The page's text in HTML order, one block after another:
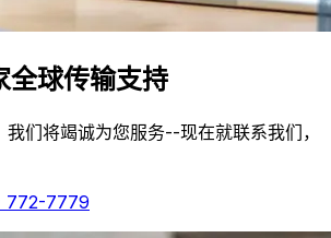
球传输支持
们将竭诚为您服务--现在就联系我们，
772-7779